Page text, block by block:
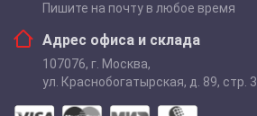
Пишите на почту в любое время
Адрес офиса и склада
107076, г. Москва,
ул. Краснобогатырская, д. 89, стр. 3